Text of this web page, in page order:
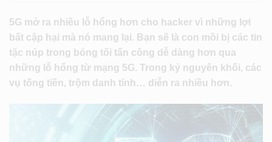
5G mở ra nhiều lỗ hổng hơn cho hacker vì những lợi
bất cập hại mà nó mang lại. Bạn sẽ là con mồi bị các tin
tặc núp trong bóng tối tấn công dễ dàng hơn qua
những lỗ hổng từ mạng 5G. Trong kỷ nguyên khối, các
vụ tống tiền, trộm danh tính… diễn ra nhiều hơn.